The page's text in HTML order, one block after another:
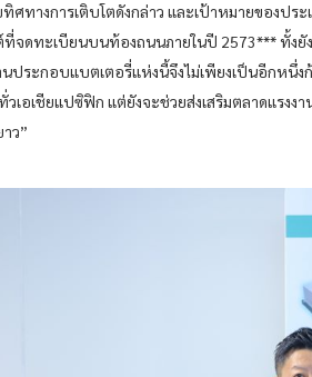
ศทางการเติบโตดังกล่าว และเป้าหมายของป
จดทะเบียนบนท้องถนนภายในปี 2573*** ทั้ง
นประกอบแบตเตอรี่แห่งนี้จึงไม่เพียงเป็นอีกหนึ่
เอเชียแปซิฟิก แต่ยังจะช่วยส่งเสริมตลาดแรงง
ว”